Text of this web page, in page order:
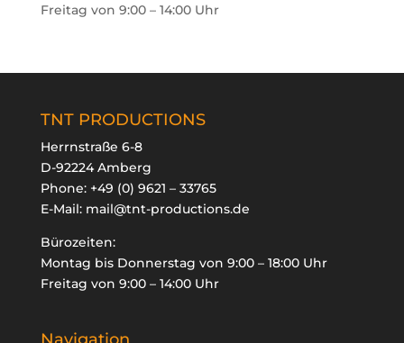

Freitag von 9:00 – 14:00 Uhr
TNT PRODUCTIONS
Herrnstraße 6-8
D-92224 Amberg
Phone: +49 (0) 9621 – 33765
E-Mail: mail@tnt-productions.de
Bürozeiten:
Montag bis Donnerstag von 9:00 – 18:00 Uhr
Freitag von 9:00 – 14:00 Uhr